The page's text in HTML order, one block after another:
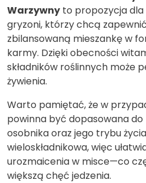
Warzywny to propozycja dla
gryzoni, którzy chcą
zbilansowaną mieszankę w
karmy. Dzięki obecności
składników roślinnych może
żywienia.
Warto pamiętać, że w
powinna być dopasowana
osobnika oraz jego trybu
wieloskładnikowa, więc
urozmaicenia w misce—co
większą chęć jedzenia.